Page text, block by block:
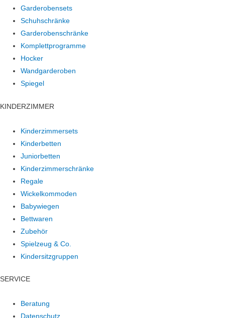
Garderobensets
Schuhschränke
Garderobenschränke
Komplettprogramme
Hocker
Wandgarderoben
Spiegel
KINDERZIMMER
Kinderzimmersets
Kinderbetten
Juniorbetten
Kinderzimmerschränke
Regale
Wickelkommoden
Babywiegen
Bettwaren
Zubehör
Spielzeug & Co.
Kindersitzgruppen
SERVICE
Beratung
Datenschutz